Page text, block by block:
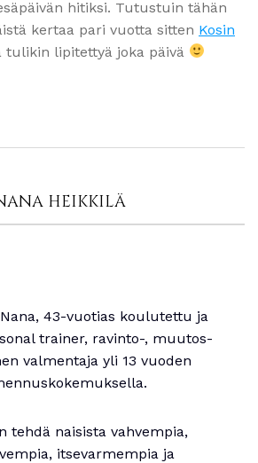
hitiksi. Tutustuin tähän
kertaa pari vuotta sitten Kosin
lipitettyä joka päivä
HEIKKILÄ
43-vuotias koulutettu ja
trainer, ravinto-, muutos-
valmentaja yli 13 vuoden
tehdä naisista vahvempia,
itsevarmempia ja